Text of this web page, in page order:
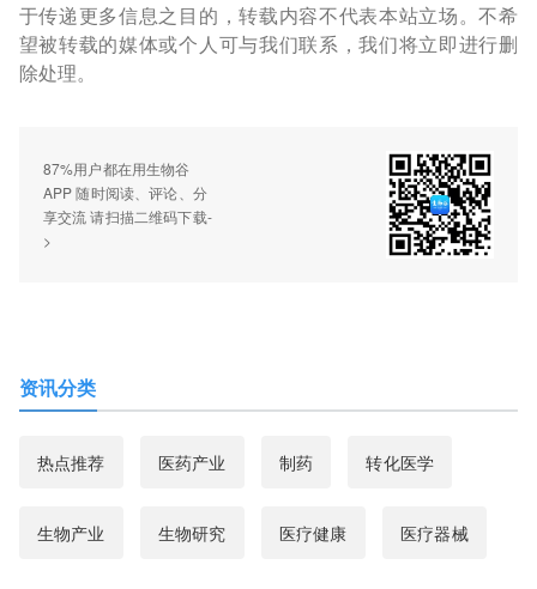
于传递更多信息之目的，转载内容不代表本站立场。不希
望被转载的媒体或个人可与我们联系，我们将立即进行删
除处理。
87%用户都在用生物谷
APP 随时阅读、评论、分
享交流 请扫描二维码下载-
>
资讯分类
热点推荐 医药产业 制药 转化医学
生物产业 生物研究 医疗健康 医疗器械